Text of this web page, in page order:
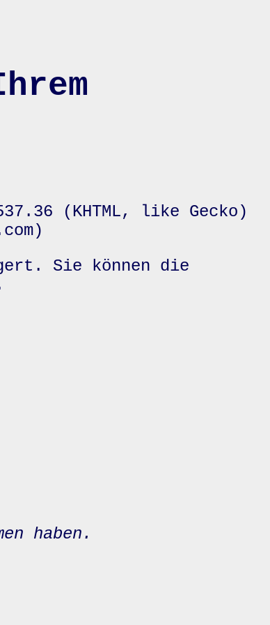
(KHTML, like Gecko)
Sie können die
haben.